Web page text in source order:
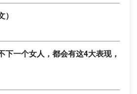
下一个女人，都会有这4大表现，